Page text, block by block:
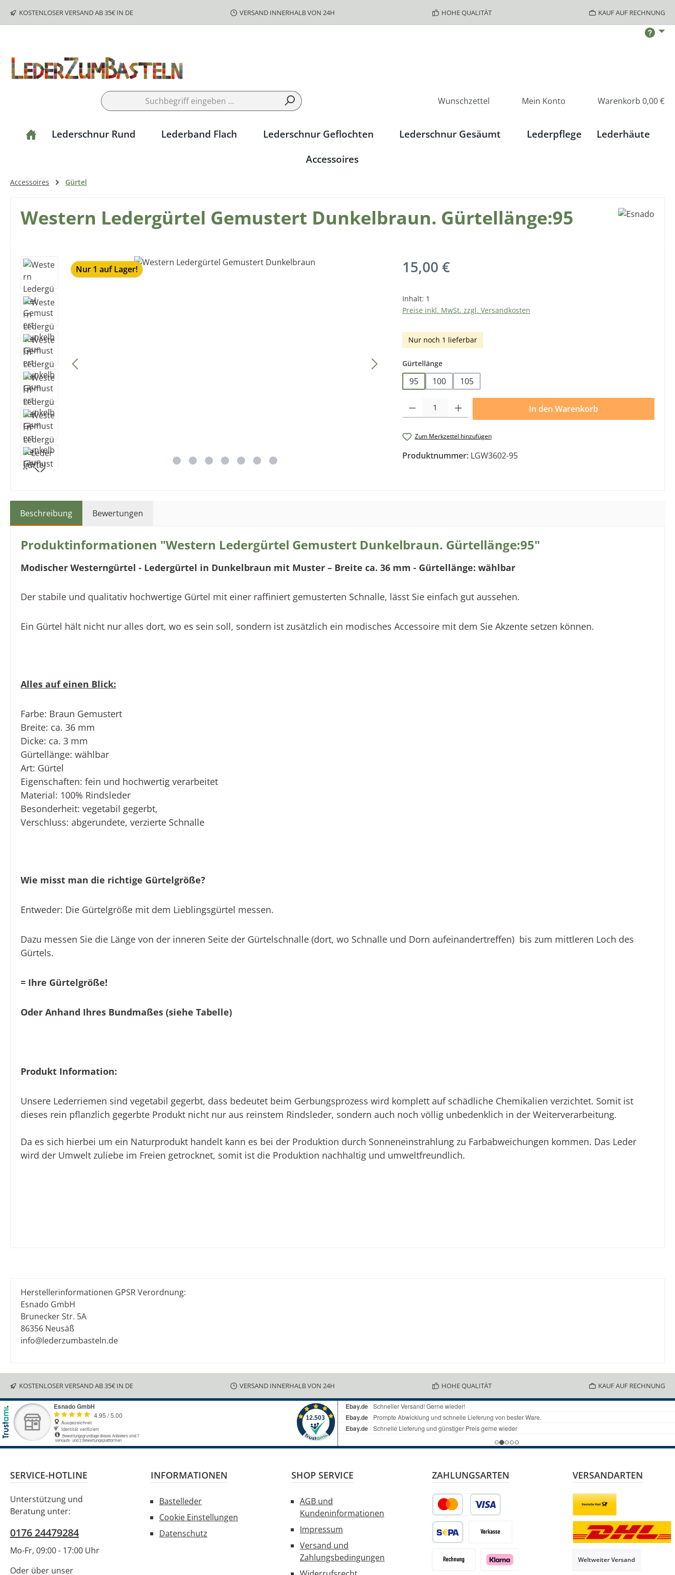
Hauptinhalt springen
Zur Suche springen
Zur Hauptnavigation springen
KOSTENLOSER VERSAND AB 35€ IN DE VERSAND INNERHALB VON 24H HOHE QUALITÄT KAUF AUF RECHNUNG
Wunschzettel Mein Konto Warenkorb 0,00 €
Lederschnur Rund Lederband Flach Lederschnur Geflochten Lederschnur Gesäumt Lederpflege
Lederhäute
Accessoires
Accessoires Gürtel
Western Ledergürtel Gemustert Dunkelbraun. Gürtellänge:95
Bildergalerie überspringen
Nur 1 auf Lager!
Regulärer Preis:
15,00 €
Inhalt: 1
Preise inkl. MwSt. zzgl. Versandkosten
Nur noch 1 lieferbar
Gürtellängeauswählen
95 100 105
Produkt Anzahl: Gib den gewünschten Wert ein oder benutze die
In den Warenkorb
Zum Merkzettel hinzufügen
Produktnummer: LGW3602-95
Beschreibung Bewertungen
Produktinformationen "Western Ledergürtel Gemustert Dunkelbraun. Gürtellänge:95"
Modischer Westerngürtel - Ledergürtel in Dunkelbraun mit Muster – Breite ca. 36 mm - Gürtellänge: wählbar
Der stabile und qualitativ hochwertige Gürtel mit einer raffiniert gemusterten Schnalle, lässt Sie einfach gut aussehen.
Ein Gürtel hält nicht nur alles dort, wo es sein soll, sondern ist zusätzlich ein modisches Accessoire mit dem Sie Akzente setzen können.
Alles auf einen Blick:
Farbe: Braun Gemustert
Breite: ca. 36 mm
Dicke: ca. 3 mm
Gürtellänge: wählbar
Art: Gürtel
Eigenschaften: fein und hochwertig verarbeitet
Material: 100% Rindsleder
Besonderheit: vegetabil gegerbt,
Verschluss: abgerundete, verzierte Schnalle
Wie misst man die richtige Gürtelgröße?
Entweder: Die Gürtelgröße mit dem Lieblingsgürtel messen.
Dazu messen Sie die Länge von der inneren Seite der Gürtelschnalle (dort, wo Schnalle und Dorn aufeinandertreffen) bis zum mittleren Loch des
Gürtels.
= Ihre Gürtelgröße!
Oder Anhand Ihres Bundmaßes (siehe Tabelle)
Produkt Information:
Unsere Lederriemen sind vegetabil gegerbt, dass bedeutet beim Gerbungsprozess wird komplett auf schädliche Chemikalien verzichtet. Somit ist
dieses rein pflanzlich gegerbte Produkt nicht nur aus reinstem Rindsleder, sondern auch noch völlig unbedenklich in der Weiterverarbeitung.
Da es sich hierbei um ein Naturprodukt handelt kann es bei der Produktion durch Sonneneinstrahlung zu Farbabweichungen kommen. Das Leder
wird der Umwelt zuliebe im Freien getrocknet, somit ist die Produktion nachhaltig und umweltfreundlich.
Herstellerinformationen GPSR Verordnung:
Esnado GmbH
Brunecker Str. 5A
86356 Neusäß
info@lederzumbasteln.de
KOSTENLOSER VERSAND AB 35€ IN DE VERSAND INNERHALB VON 24H HOHE QUALITÄT KAUF AUF RECHNUNG
SERVICE-HOTLINE
Unterstützung und
Beratung unter:
0176 24479284
Mo-Fr, 09:00 - 17:00 Uhr
Oder über unser
INFORMATIONEN
Bastelleder
Cookie Einstellungen
Datenschutz
SHOP SERVICE
AGB und
Kundeninformationen
Impressum
Versand und
Zahlungsbedingungen
VERSANDARTEN
Briefsendung
Weltweiter Versand
ZAHLUNGSARTEN
Kredit- oder Debitkarte